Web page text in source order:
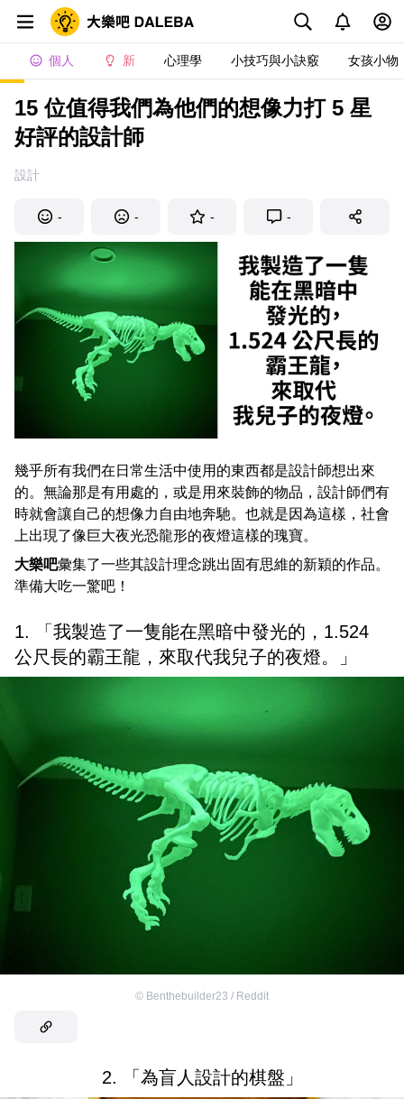
個人 新 心理學 小技巧與小訣竅 女孩小物
15 位值得我們為他們的想像力打 5 星
好評的設計師
設計
- - - -
幾乎所有我們在日常生活中使用的東西都是設計師想出來
的。無論那是有用處的，或是用來裝飾的物品，設計師們有
時就會讓自己的想像力自由地奔馳。也就是因為這樣，社會
上出現了像巨大夜光恐龍形的夜燈這樣的瑰寶。
大樂吧彙集了一些其設計理念跳出固有思維的新穎的作品。
準備大吃一驚吧！
1. 「我製造了一隻能在黑暗中發光的，1.524
公尺長的霸王龍，來取代我兒子的夜燈。」
© Benthebuilder23 / Reddit
2. 「為盲人設計的棋盤」